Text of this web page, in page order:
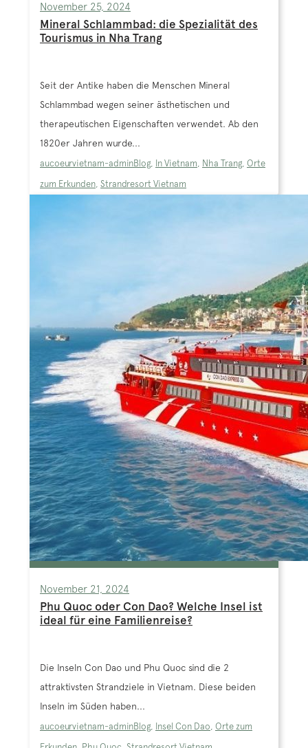
November 25, 2024
Mineral Schlammbad: die Spezialität des
Tourismus in Nha Trang
Seit der Antike haben die Menschen Mineral
Schlammbad wegen seiner ästhetischen und
therapeutischen Eigenschaften verwendet. Ab den
1820er Jahren wurde...
aucoeurvietnam-adminBlog, In Vietnam, Nha Trang, Orte
zum Erkunden, Strandresort Vietnam
November 21, 2024
Phu Quoc oder Con Dao? Welche Insel ist
ideal für eine Familienreise?
Die Inseln Con Dao und Phu Quoc sind die 2
attraktivsten Strandziele in Vietnam. Diese beiden
Inseln im Süden haben...
aucoeurvietnam-adminBlog, Insel Con Dao, Orte zum